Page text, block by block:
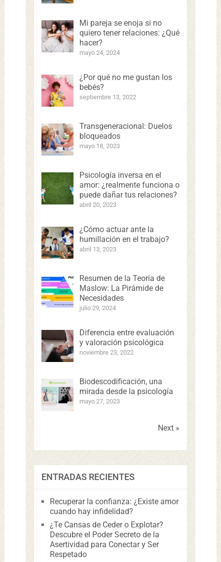
Mi pareja se enoja si no
quiero tener relaciones: ¿Qué
hacer?
mayo 24, 2024
¿Por qué no me gustan los
bebés?
septiembre 13, 2022
Transgeneracional: Duelos
bloqueados
mayo 18, 2023
Psicología inversa en el
amor: ¿realmente funciona o
puede dañar tus relaciones?
abril 20, 2023
¿Cómo actuar ante la
humillación en el trabajo?
abril 13, 2023
Resumen de la Teoría de
Maslow: La Pirámide de
Necesidades
julio 29, 2024
Diferencia entre evaluación
y valoración psicológica
noviembre 23, 2022
Biodescodificación, una
mirada desde la psicología
mayo 27, 2023
Next »
ENTRADAS RECIENTES
Recuperar la confianza: ¿Existe amor
cuando hay infidelidad?
¿Te Cansas de Ceder o Explotar?
Descubre el Poder Secreto de la
Asertividad para Conectar y Ser
Respetado